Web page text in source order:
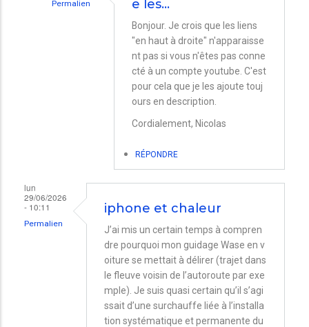
Permalien e les…
Bonjour. Je crois que les liens
"en haut à droite" n'apparaisse
nt pas si vous n'êtes pas conne
cté à un compte youtube. C'est
pour cela que je les ajoute touj
ours en description.
Cordialement, Nicolas
RÉPONDRE
lun
29/06/2026
- 10:11
Permalien
iphone et chaleur
J’ai mis un certain temps à compren
dre pourquoi mon guidage Wase en v
oiture se mettait à délirer (trajet dans
le fleuve voisin de l’autoroute par exe
mple). Je suis quasi certain qu’il s’agi
ssait d’une surchauffe liée à l’installa
tion systématique et permanente du